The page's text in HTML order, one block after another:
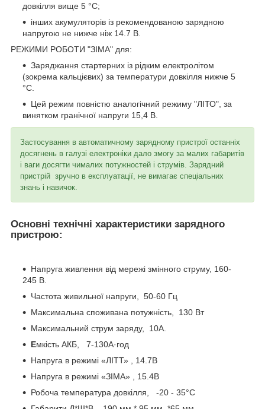
довкілля вище 5 °C;
інших акумуляторів із рекомендованою зарядною
напругою не нижче ніж 14.7 В.
РЕЖИМИ РОБОТИ "ЗІМА" для:
Заряджання стартерних із рідким електролітом
(зокрема кальцієвих) за температури довкілля нижче 5
°C.
Цей режим повністю аналогічний режиму "ЛІТО", за
винятком гранічної напруги 15,4 В.
Застосування в автоматичному зарядному пристрої останніх
досягнень в галузі електроніки дало змогу за малих габаритів
і ваги досягти чималих потужностей і струмів. Зарядний
пристрій зручно в експлуатації, не вимагає спеціальних
знань і навичок.
Основні технічні характеристики зарядного
пристрою:
Напруга живлення від мережі змінного струму, 160-
245 В.
Частота живильної напруги, 50-60 Гц
Максимальна споживана потужність, 130 Вт
Максимальний струм заряду, 10А.
Емкість АКБ, 7-130А·год
Напруга в режимі «ЛІТТ» , 14.7В
Напруга в режимі «ЗІМА» , 15.4В
Робоча температура довкілля, -20 - 35°С